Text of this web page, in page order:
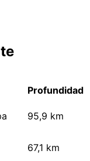
Profundidad
95,9 km
67,1 km